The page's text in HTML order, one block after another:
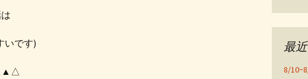
いです)
最
8/